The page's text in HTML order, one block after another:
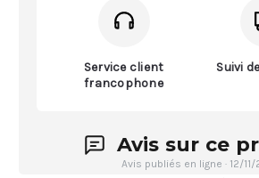
Service client
francophone
Suivi
Avis sur ce
Avis publiés en ligne · 12/11/